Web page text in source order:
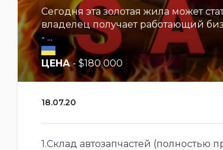
Сегодня эта золотая жила может
владелец получает работающий
- ...
ЦЕНА- $180 000
18.07.20
1.Склад автозапчастей (полностью